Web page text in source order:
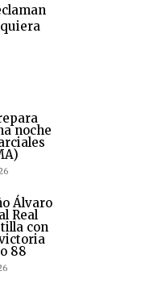
noche
Álvaro
Real
con
88